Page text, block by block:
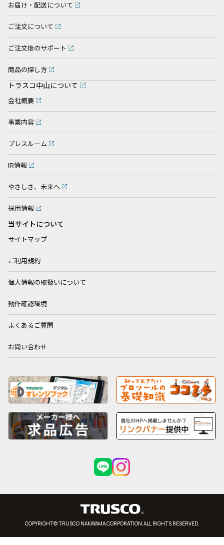
お届け・配送について
ご注文について
ご注文後のサポート
商品の探し方
トラスコ中山について
会社概要
事業内容
プレスルーム
IR情報
やさしさ、未来へ
採用情報
当サイトについて
サイトマップ
ご利用規約
個人情報の取扱いについて
動作確認環境
よくあるご質問
お問い合わせ
COPYRIGHT© TRUSCO NAKAYAMA CORPORATION.ALL RIGHTS RESERVED.